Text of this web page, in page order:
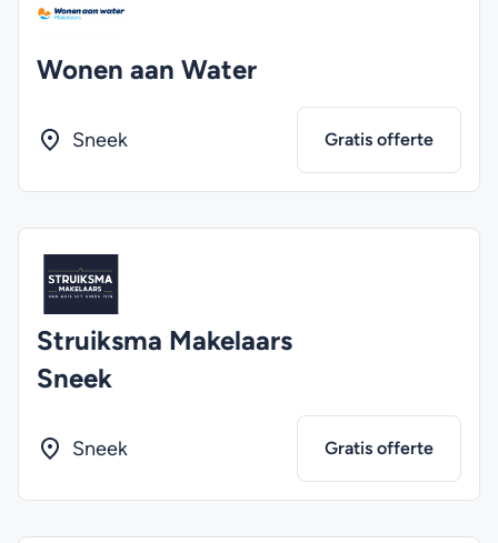
Wonen aan Water
Sneek Gratis offerte
Struiksma Makelaars
Sneek
Sneek Gratis offerte